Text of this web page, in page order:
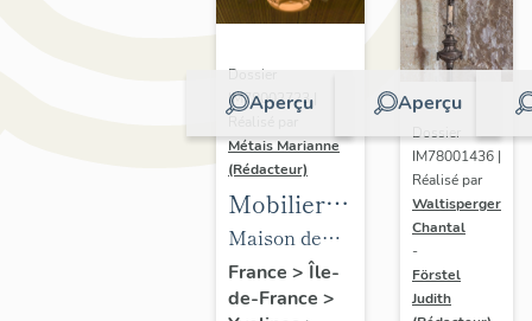
Aperçu
Dossier
IM78002723 |
Métais Marianne
(Rédacteur)
Mobilier
de la
maison
Louis
Maison de
villégiature
dite maison
France > Île-
de-France >
Aperçu
Dossier
IM78001436 |
Réalisé par
Waltisperger
Chantal
-
Förstel
Judith